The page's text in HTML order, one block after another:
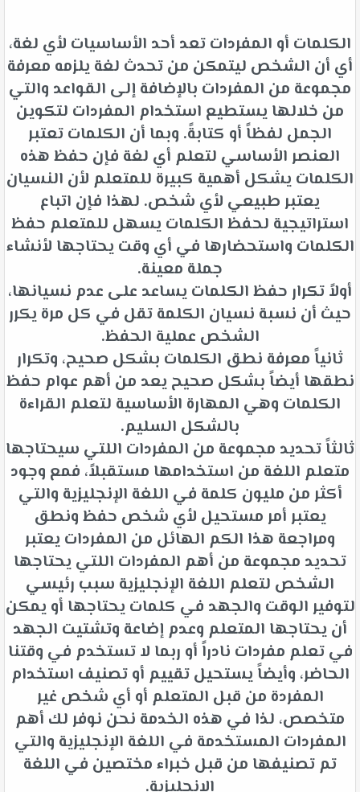
الكلمات أو المفردات تعد أحد الأساسيات لأي لغة،
أي أن الشخص ليتمكن من تحدث لغة يلزمه معرفة
مجموعة من المفردات بالإضافة إلى القواعد والتي
من خلالها يستطيع استخدام المفردات لتكوين
الجمل لفظاً أو كتابةً. وبما أن الكلمات تعتبر
العنصر الأساسي لتعلم أي لغة فإن حفظ هذه
الكلمات يشكل أهمية كبيرة للمتعلم لأن النسيان
يعتبر طبيعي لأي شخص. لهذا فإن اتباع
استراتيجية لحفظ الكلمات يسهل للمتعلم حفظ
الكلمات واستحضارها في أي وقت يحتاجها لأنشاء
جملة معينة.
أولاً تكرار حفظ الكلمات يساعد على عدم نسيانها،
حيث أن نسبة نسيان الكلمة تقل في كل مرة يكرر
الشخص عملية الحفظ.
ثانياً معرفة نطق الكلمات بشكل صحيح، وتكرار
نطقها أيضاً بشكل صحيح يعد من أهم عوام حفظ
الكلمات وهي المهارة الأساسية لتعلم القراءة
بالشكل السليم.
ثالثاً تحديد مجموعة من المفردات اللتي سيحتاجها
متعلم اللغة من استخدامها مستقبلاً، فمع وجود
أكثر من مليون كلمة في اللغة الإنجليزية والتي
يعتبر أمر مستحيل لأي شخص حفظ ونطق
ومراجعة هذا الكم الهائل من المفردات يعتبر
تحديد مجموعة من أهم المفردات اللتي يحتاجها
الشخص لتعلم اللغة الإنجليزية سبب رئيسي
لتوفير الوقت والجهد في كلمات يحتاجها أو يمكن
أن يحتاجها المتعلم وعدم إضاعة وتشتيت الجهد
في تعلم مفردات نادراً أو ربما لا تستخدم في وقتنا
الحاضر، وأيضاً يستحيل تقييم أو تصنيف استخدام
المفردة من قبل المتعلم أو أي شخص غير
متخصص، لذا في هذه الخدمة نحن نوفر لك أهم
المفردات المستخدمة في اللغة الإنجليزية والتي
تم تصنيفها من قبل خبراء مختصين في اللغة